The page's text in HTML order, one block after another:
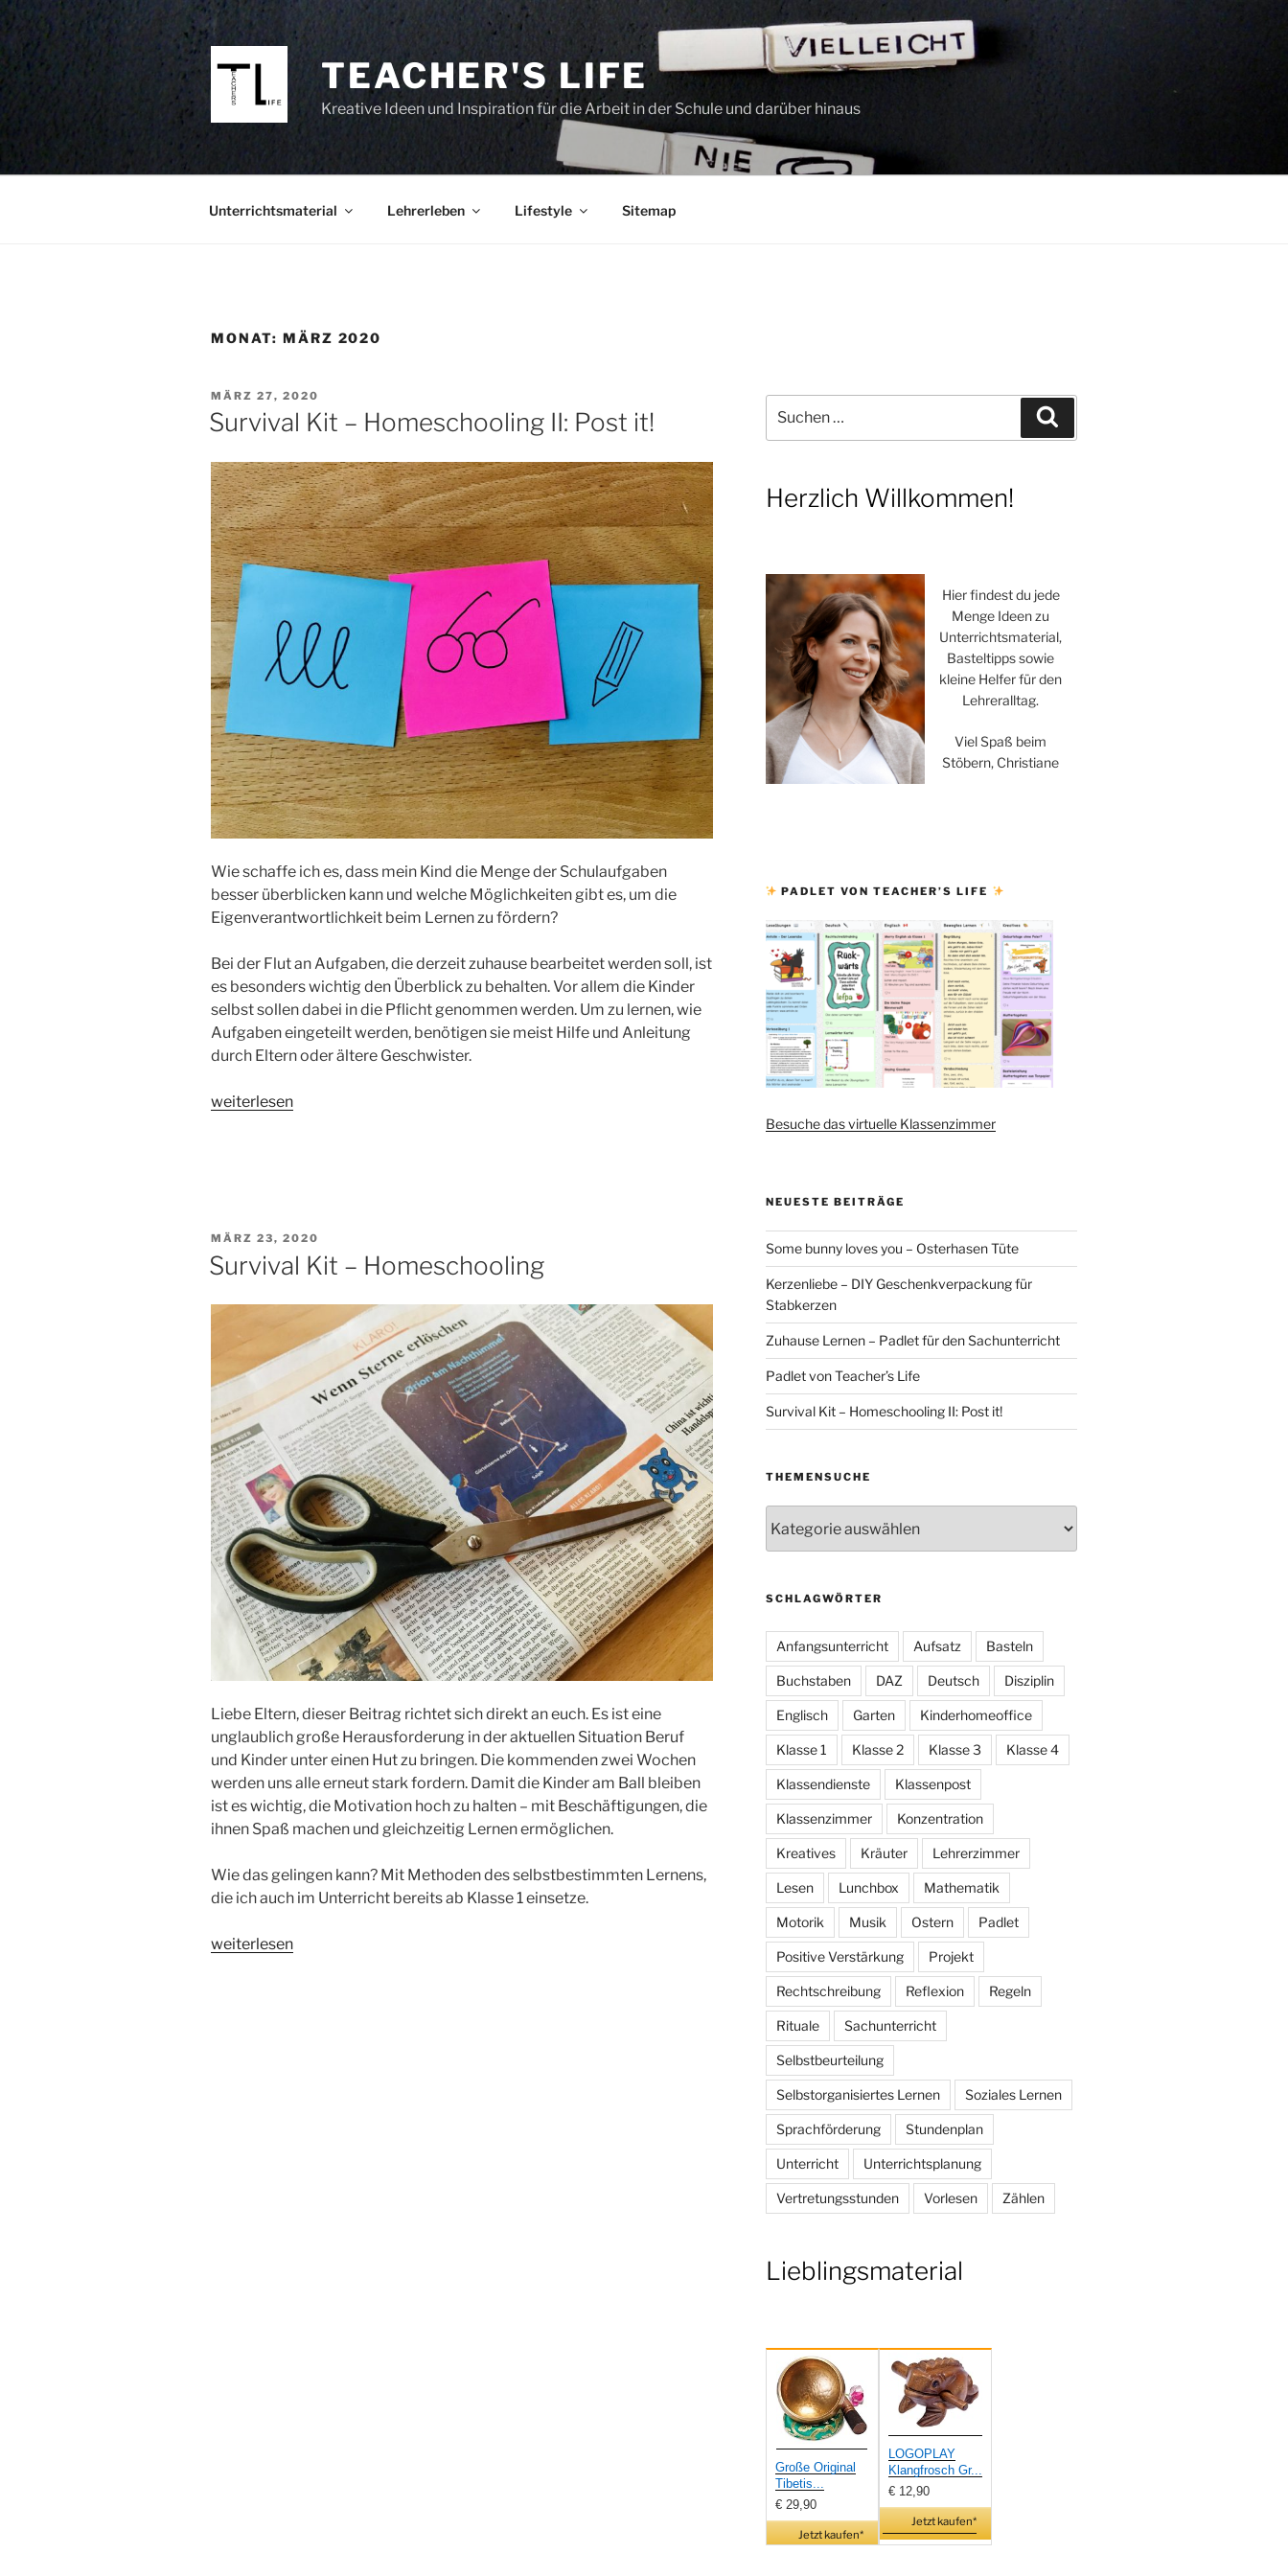
Inhalt
TEACHER'S LIFE
Kreative Ideen und Inspiration für die Arbeit in der Schule und darüber hinaus
Unterrichtsmaterial Lehrerleben Lifestyle Sitemap
MONAT: MÄRZ 2020
VERÖFFENTLICHT
AM
MÄRZ 27, 2020
Survival Kit – Homeschooling II: Post it!
Wie schaffe ich es, dass mein Kind die Menge der Schulaufgaben
besser überblicken kann und welche Möglichkeiten gibt es, um die
Eigenverantwortlichkeit beim Lernen zu fördern?
Bei der Flut an Aufgaben, die derzeit zuhause bearbeitet werden soll, ist
es besonders wichtig den Überblick zu behalten. Vor allem die Kinder
selbst sollen dabei in die Pflicht genommen werden. Um zu lernen, wie
Aufgaben eingeteilt werden, benötigen sie meist Hilfe und Anleitung
durch Eltern oder ältere Geschwister.
„Survival
it!“
weiterlesen
VERÖFFENTLICHT
AM
MÄRZ 23, 2020
Survival Kit – Homeschooling
Liebe Eltern, dieser Beitrag richtet sich direkt an euch. Es ist eine
unglaublich große Herausforderung in der aktuellen Situation Beruf
und Kinder unter einen Hut zu bringen. Die kommenden zwei Wochen
werden uns alle erneut stark fordern. Damit die Kinder am Ball bleiben
ist es wichtig, die Motivation hoch zu halten – mit Beschäftigungen, die
ihnen Spaß machen und gleichzeitig Lernen ermöglichen.
Wie das gelingen kann? Mit Methoden des selbstbestimmten Lernens,
die ich auch im Unterricht bereits ab Klasse 1 einsetze.
„Survival
weiterlesen
nach:
Herzlich Willkommen!
Hier findest du jede
Menge Ideen zu
Unterrichtsmaterial,
Basteltipps sowie
kleine Helfer für den
Lehreralltag.
Viel Spaß beim
Stöbern, Christiane
PADLET VON TEACHER’S LIFE
Besuche das virtuelle Klassenzimmer
NEUESTE BEITRÄGE
Some bunny loves you – Osterhasen Tüte
Kerzenliebe – DIY Geschenkverpackung für
Stabkerzen
Zuhause Lernen – Padlet für den Sachunterricht
Padlet von Teacher’s Life
Survival Kit – Homeschooling II: Post it!
THEMENSUCHE
SCHLAGWÖRTER
Anfangsunterricht Aufsatz Basteln
Buchstaben DAZ Deutsch Disziplin
Englisch Garten Kinderhomeoffice
Klasse 1 Klasse 2 Klasse 3 Klasse 4
Klassendienste Klassenpost
Klassenzimmer Konzentration
Kreatives Kräuter Lehrerzimmer
Lesen Lunchbox Mathematik
Motorik Musik Ostern Padlet
Positive Verstärkung Projekt
Rechtschreibung Reflexion Regeln
Rituale Sachunterricht
Selbstbeurteilung
Selbstorganisiertes Lernen Soziales Lernen
Sprachförderung Stundenplan
Unterricht Unterrichtsplanung
Vertretungsstunden Vorlesen Zählen
Lieblingsmaterial
Große Original
Tibetis...
€ 29,90
Jetzt kaufen*
LOGOPLAY
Klangfrosch Gr...
€ 12,90
Jetzt kaufen*